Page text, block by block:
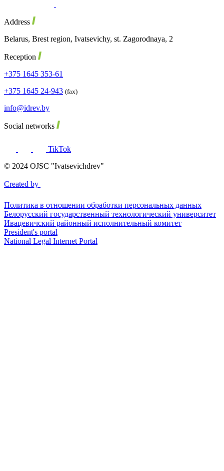
Address
Belarus, Brest region, Ivatsevichy, st. Zagorodnaya, 2
Reception
+375 1645 353-61
+375 1645 24-943 (fax)
info@idrev.by
Social networks
TikTok
© 2024 OJSC "Ivatsevichdrev"
Created by
Политика в отношении обработки персональных данных
Белорусский государственный технологический университет
Ивацевичский районный исполнительный комитет
President's portal
National Legal Internet Portal